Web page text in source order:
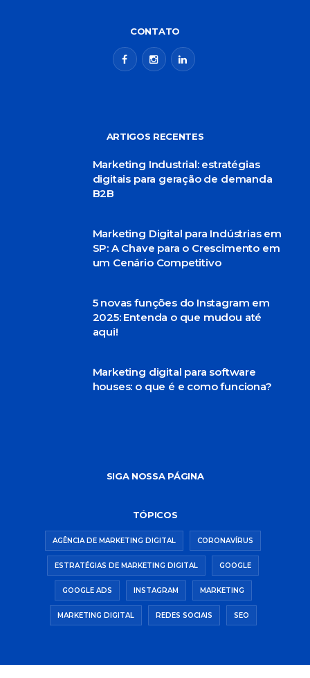
CONTATO
ARTIGOS RECENTES
Marketing Industrial: estratégias
digitais para geração de demanda
B2B
Marketing Digital para Indústrias em
SP: A Chave para o Crescimento em
um Cenário Competitivo
5 novas funções do Instagram em
2025: Entenda o que mudou até
aqui!
Marketing digital para software
houses: o que é e como funciona?
SIGA NOSSA PÁGINA
TÓPICOS
AGÊNCIA DE MARKETING DIGITAL CORONAVÍRUS
ESTRATÉGIAS DE MARKETING DIGITAL GOOGLE
GOOGLE ADS INSTAGRAM MARKETING
MARKETING DIGITAL REDES SOCIAIS SEO